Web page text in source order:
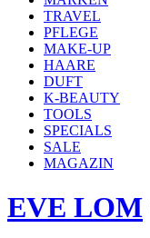
TRAVEL
PFLEGE
MAKE-UP
HAARE
DUFT
K-BEAUTY
TOOLS
SPECIALS
SALE
MAGAZIN
EVE LOM